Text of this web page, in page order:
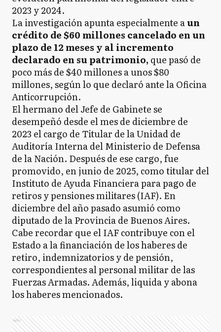
2023 y 2024.
La investigación apunta especialmente aun
crédito de $60 millones cancelado en un
plazo de 12 meses y al incremento
declarado en su patrimonio, que pasó de
poco más de $40 millones a unos $80
millones, según lo que declaró ante la Oficina
Anticorrupción.
El hermano del Jefe de Gabinete se
desempeñó desde el mes de diciembre de
2023 el cargo de Titular de la Unidad de
Auditoría Interna del Ministerio de Defensa
de la Nación. Después de ese cargo, fue
promovido, en junio de 2025, como titular del
Instituto de Ayuda Financiera para pago de
retiros y pensiones militares (IAF). En
diciembre del año pasado asumió como
diputado de la Provincia de Buenos Aires.
Cabe recordar que el IAF contribuye con el
Estado a la financiación de los haberes de
retiro, indemnizatorios y de pensión,
correspondientes al personal militar de las
Fuerzas Armadas. Además, liquida y abona
los haberes mencionados.
Ads